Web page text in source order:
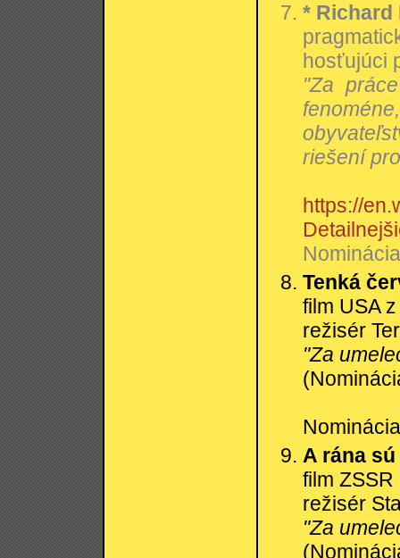
* Richard
hosťujúci
"Za
riešení
https://
Tenká
film USA
režisér
"Za
A rána
film
režisér
"Za